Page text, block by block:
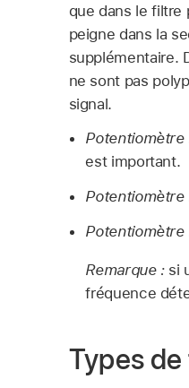
que dans le filtre
peigne dans la
supplémentaire.
ne sont pas
signal.
Potentiomètre
est important.
Potentiomètre
Potentiomètre
Remarque : si
fréquence
Types